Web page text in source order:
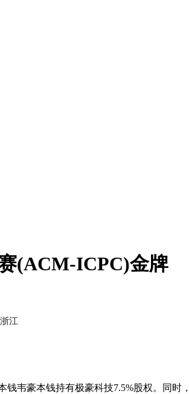
(ACM-ICPC)金牌
浙江
豪本钱持有极豪科技7.5%股权。同时